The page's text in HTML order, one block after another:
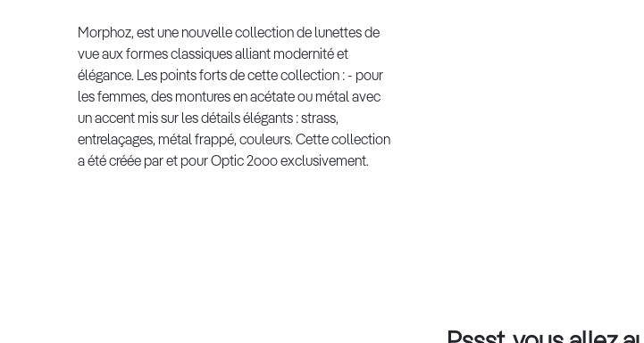
Morphoz, est une nouvelle collection de lunettes de
vue aux formes classiques alliant modernité et
élégance. Les points forts de cette collection : - pour
les femmes, des montures en acétate ou métal avec
un accent mis sur les détails élégants : strass,
entrelaçages, métal frappé, couleurs. Cette collection
a été créée par et pour Optic 2ooo exclusivement.